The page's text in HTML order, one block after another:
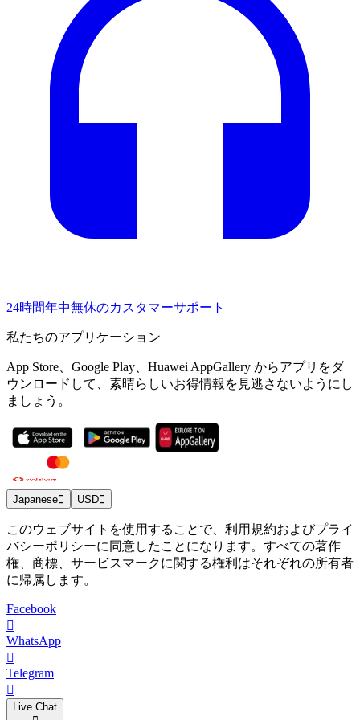
24時間年中無休のカスタマーサポート
私たちのアプリケーション
App Store、Google Play、Huawei AppGallery からアプリをダ
ウンロードして、素晴らしいお得情報を見逃さないようにし
ましょう。
Japanese USD
このウェブサイトを使用することで、利用規約およびプライ
バシーポリシーに同意したことになります。すべての著作
権、商標、サービスマークに関する権利はそれぞれの所有者
に帰属します。
Facebook
WhatsApp
Telegram
Live Chat